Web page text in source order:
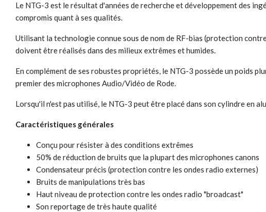
Le NTG-3 est le résultat d'années de recherche et développement des
compromis quant à ses qualités.
Utilisant la technologie connue sous de nom de RF-bias (protection
doivent être réalisés dans des milieux extrêmes et humides.
En complément de ses robustes propriétés, le NTG-3 possède un poids
premier des microphones Audio/Vidéo de Rode.
Lorsqu'il n'est pas utilisé, le NTG-3 peut être placé dans son cylindre
Caractéristiques générales
Conçu pour résister à des conditions extrêmes
50% de réduction de bruits que la plupart des microphones canons
Condensateur précis (protection contre les ondes radio externes)
Bruits de manipulations très bas
Haut niveau de protection contre les ondes radio "broadcast"
Son reportage de très haute qualité